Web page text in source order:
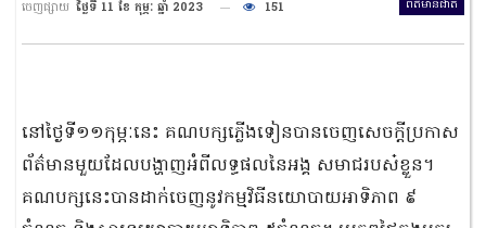
ព័ត៌មានជាតិ
ចេញផ្សាយ ថ្ងៃទី 11 ខែ កុម្ភៈ ឆ្នាំ 2023 151
នៅថ្ងៃទី១១កុម្ភៈនេះ គណបក្សភ្លើងទៀនបានចេញសេចក្តីប្រកាស
ព័ត៌មានមួយដែលបង្ហាញអំពីលទ្ធផលនៃអង្គ សមាជរបស៎ខ្លួន។
គណបក្សនេះបានដាក់ចេញនូវកម្មវិធីនយោបាយអាទិភាព ៩